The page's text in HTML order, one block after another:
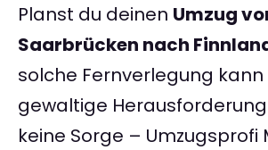
Planst du deinen Umzug
Saarbrücken nach
solche Fernverlegung kann
gewaltige
keine Sorge – Umzugsprofi